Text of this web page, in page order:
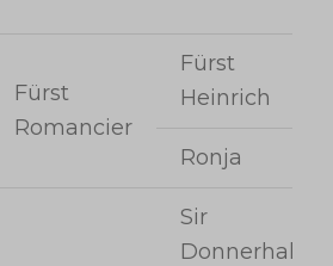
Fürst
Romancier
Fürst
Heinrich
Ronja
Sir
Donnerhall